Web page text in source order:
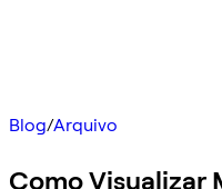
Blog/Arquivo
Como Visualizar